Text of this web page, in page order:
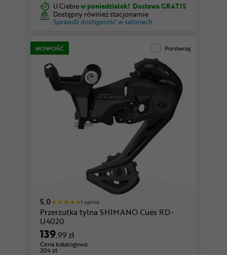
U Ciebiew poniedziałek! Dostawa GRATIS
Dostępny również stacjonarnie
Sprawdź dostępność w salonach
NOWOŚĆ Porównaj
5,0 1 opinia
Przerzutka tylna SHIMANO Cues RD-
U4020
139,99 zł
Cena katalogowa:
204 zł